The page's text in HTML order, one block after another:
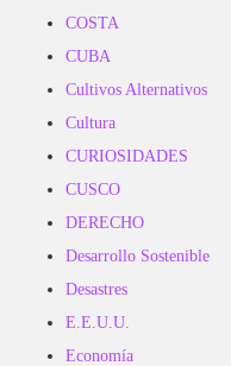
COSTA
CUBA
Cultivos Alternativos
Cultura
CURIOSIDADES
CUSCO
DERECHO
Desarrollo Sostenible
Desastres
E.E.U.U.
Economía